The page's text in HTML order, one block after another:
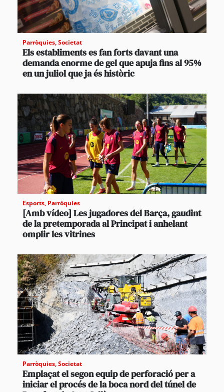
Parròquies,Societat
Els establiments es fan forts davant una
demanda enorme de gel que apuja fins al 95%
en un juliol que ja és històric
Esports, Parròquies
[Amb vídeo] Les jugadores del Barça, gaudint
de la pretemporada al Principat i anhelant
omplir les vitrines
Parròquies,Societat
Emplaçat el segon equip de perforació per a
iniciar el procés de la boca nord del túnel de